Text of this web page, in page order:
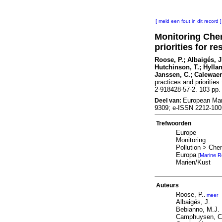
[ meld een fout in dit record ]
Monitoring
priorities for
Roose, P.; Albaigés,
Hutchinson, T.;
Janssen, C.;
practices and
2-918428-57-2. 103 pp.
Deel van: European
9309; e-ISSN 2212-
Trefwoorden
Europe
Monitoring
Pollution >
Europa [Marine
Marien/Kust
Auteurs
Roose, P. meer
Albaigés, J.
Bebianno, M.J.
Camphuysen,